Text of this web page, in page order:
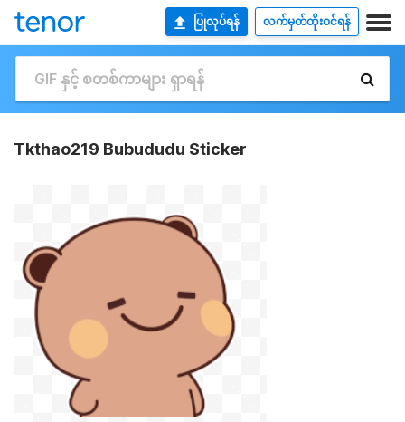
ပြုလုပ်ရန် လက်မှတ်ထိုးဝင်ရန်
Tkthao219 Bubududu Sticker